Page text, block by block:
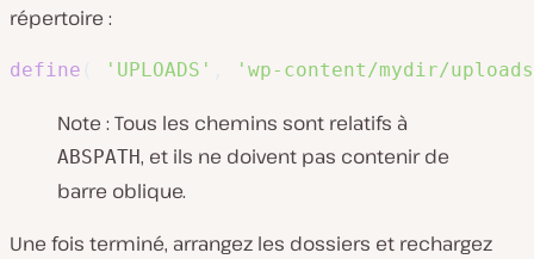
répertoire :
define 'UPLOADS' 'wp-content/mydir/
Note : Tous les chemins sont relatifs à
ABSPATH, et ils ne doivent pas contenir de
barre oblique.
Une fois terminé, arrangez les dossiers et rechargez